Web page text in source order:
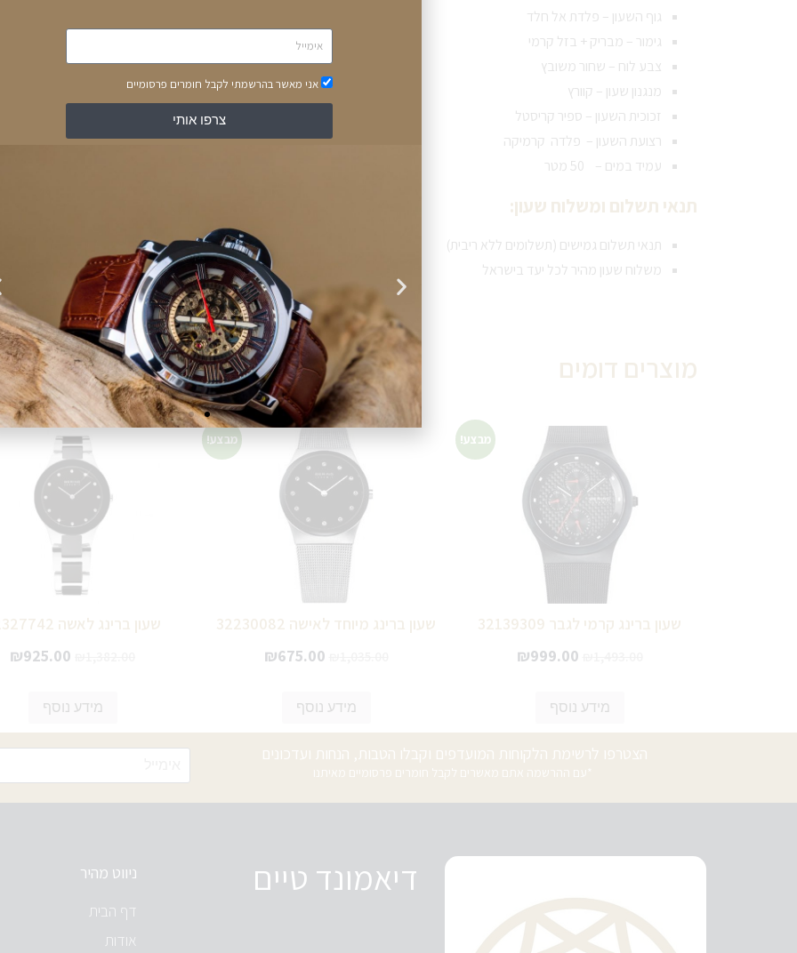
גוף השעון – פלדת אל חלד
גימור – מבריק + בזל קרמי
צבע לוח – שחור משובץ
מנגנון שעון – קוורץ
זכוכית השעון – ספיר קריסטל
רצועת השעון – פלדה קרמיקה
עמיד במים – 50 מטר
תנאי תשלום ומשלוח שעון:
תנאי תשלום גמישים (תשלומים ללא ריבית)
משלוח שעון מהיר לכל יעד בישראל
מוצרים דומים
מבצע!
שעון ברינג קרמי לגבר 32139309
₪999.00
מידע נוסף
מבצע!
שעון ברינג מיוחד לאישה 32230082
₪675.00
מידע נוסף
שעון ברינג לאשה 32327742
₪925.00
מידע נוסף
הצטרפו לרשימת הלקוחות המועדפים וקבלו הטבות, הנחות ועדכונים
*עם ההרשמה אתם מאשרים לקבל חומרים פרסומיים מאיתנו
דיאמונד טיים
ניווט מהיר
דף הבית
אודות
אני מאשר בהרשמתי לקבל חומרים פרסומיים
צרפו אותי